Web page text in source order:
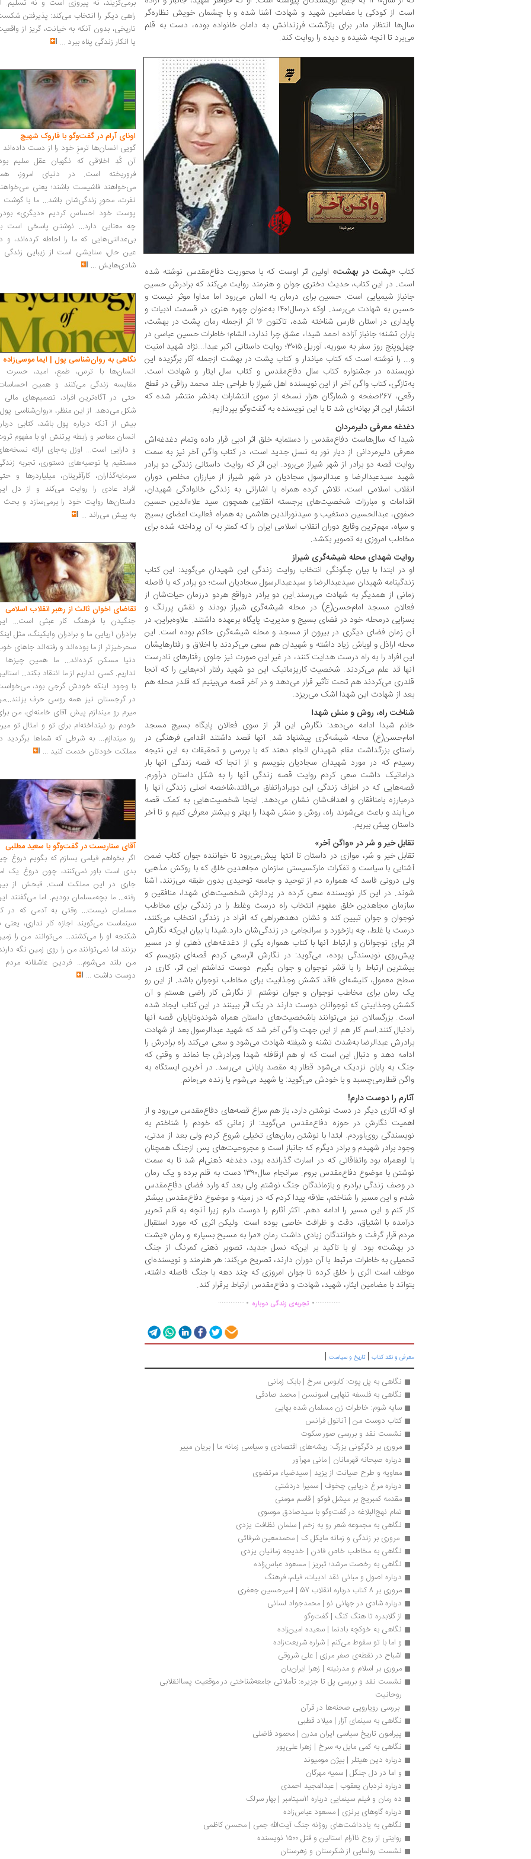
است از کودکی با مضامین شهید و شهادت آشنا شده و با چشمان خویش نظاره‌گر
سال‌ها انتظار مادر برای بازگشت فرزندانش به دامان خانواده بوده، دست به قلم
می‌برد تا آنچه شنیده و دیده را روایت کند.
کتاب «پشت در بهشت» اولین اثر اوست که با محوریت دفاع‌مقدس نوشته شده
است. در این کتاب، حدیث دختری جوان و هنرمند روایت می‌کند که برادرش حسین
جانباز شیمیایی است. حسین برای درمان به آلمان می‌رود اما مداوا موثر نیست و
حسین به شهادت می‌رسد. اوکه درسال۱۴۰۱ به‌عنوان چهره هنری در قسمت ادبیات و
پایداری در استان فارس شناخته شده، تاکنون ۱۶ اثر ازجمله رمان پشت در بهشت،
باران‌ تشنه؛ جانباز آزاده احمد شیدا، عشق چرا ندارد، الشام؛ خاطرات حسین عباسی در
چهل‌وپنج روز سفر به سوریه، آوریل ۳۰۱۵؛ روایت داستانی اکبر عبدا...‌نژاد شهید امنیت
و... را نوشته است که کتاب میاندار و کتاب پشت در بهشت ازجمله آثار برگزیده این
نویسنده در جشنواره کتاب سال دفاع‌مقدس و کتاب سال ایثار و شهادت است.
به‌تازگی، کتاب واگن آخر از این نویسنده اهل شیراز با طراحی جلد محمد رزاقی در قطع
رقعی، ۲۶۷صفحه و شمارگان هزار نسخه از سوی انتشارات به‌نشر منتشر شده که
انتشار این اثر بهانه‌ای شد تا با این نویسنده به گفت‌وگو بپردازیم.
دغدغه‌ معرفی دلیرمردان
شیدا که سال‌هاست دفاع‌مقدس را دستمایه خلق اثر ادبی قرار داده وتمام دغدغه‌اش
معرفی دلیرمردانی از دیار نور به نسل جدید است، در کتاب واگن آخر نیز به سمت
روایت قصه دو برادر از شهر شیراز می‌رود. این اثر که روایت داستانی زندگی دو برادر
شهید سید‌عبدالرضا و عبدالرسول سجادیان در شهر شیراز از مبارزان مخلص دوران
انقلاب اسلامی است، تلاش کرده همراه با اشاراتی به زندگی خانوادگی شهیدان،
اقدامات و مبارزات شخصیت‌های برجسته انقلابی همچون سید علاءالدین حسین
صفوی، عبدالحسین دستغیب و سیدنورالدین هاشمی به همراه فعالیت اعضای بسیج
و سپاه، مهم‌ترین وقایع دوران انقلاب اسلامی ایران را که کمتر به آن پرداخته شده برای
مخاطب امروزی به تصویر بکشد.
روایت شهدای محله شیشه‌گری شیراز
او در ابتدا با بیان چگونگی انتخاب روایت زندگی این شهیدان می‌گوید: این کتاب
زندگینامه شهیدان سیدعبدالرضا و سیدعبدالرسول سجادیان است؛ دو برادر که با فاصله
زمانی از همدیگر به شهادت می‌رسند.این دو برادر درواقع هردو درزمان حیات‌شان از
فعالان مسجد امام‌حسن(ع) در محله شیشه‌گری شیراز بودند و نقش پررنگ و
بسزایی درمحله خود در فضای بسیج و مدیریت پایگاه برعهده داشتند. علاوه‌براین، در
آن زمان فضای دیگری در بیرون از مسجد و محله شیشه‌گری حاکم بوده است. این
محله اراذل و اوباش زیاد داشته و شهیدان هم سعی می‌کردند با اخلاق و رفتارهایشان
این افراد را به راه درست هدایت کنند، در غیر این صورت نیز جلوی رفتارهای نادرست
آنها قد علم می‌کردند. شخصیت کاریزماتیک این دو شهید رفتار آدم‌هایی را که آنجا
قلدری می‌کردند هم تحت تأثیر قرار می‌دهد و در آخر قصه می‌بینیم که قلدر محله هم
بعد از شهادت این شهدا اشک می‌ریزد.
شناخت راه، روش و منش شهدا
خانم شیدا ادامه می‌دهد: نگارش این اثر از سوی فعالان پایگاه بسیج مسجد
امام‌حسن‌(ع) محله شیشه‌گری پیشنهاد شد. آنها قصد داشتند اقدامی فرهنگی در
راستای بزرگداشت مقام شهیدان انجام دهند که با بررسی و تحقیقات به این نتیجه
رسیدم که در مورد شهیدان سجادیان بنویسم و از آنجا که قصه زندگی آنها بار
دراماتیک داشت سعی کردم روایت قصه زندگی آنها را به شکل داستان درآورم.
قصه‌هایی که در اطراف زندگی این دوبرادراتفاق می‌افتد،شاخصه اصلی زندگی آنها را
درمبارزه بامنافقان و اهداف‌شان نشان می‌دهد. اینجا شخصیت‌هایی به کمک قصه
می‌آیند و باعث می‌شوند راه، روش و منش شهدا را بهتر و بیشتر معرفی کنیم و تا آخر
داستان پیش ببریم.
تقابل خیر و شر در «واگن آخر»
تقابل خیر و شر، موازی در داستان تا انتها پیش‌می‌رود تا خواننده جوان کتاب ضمن
آشنایی با سیاست و تفکرات مارکسیستی سازمان مجاهدین خلق که با روکش مذهبی
ولی درونی فاسد که همواره دم از توحید و جامعه توحیدی بدون طبقه می‌زنند، آشنا
شوند. در این کار نویسنده سعی کرده در پردازش شخصیت‌های شهدا، منافقین و
سازمان مجاهدین خلق مفهوم انتخاب راه درست وغلط را در زندگی برای مخاطب
نوجوان و جوان تبیین کند و نشان دهدهرراهی که افراد در زندگی انتخاب می‌کنند،
درست یا غلط، چه بازخورد و سرانجامی در زندگی‌شان دارد.شیدا با بیان این‌که نگارش
اثر برای نوجوانان و ارتباط آنها با کتاب همواره یکی از دغدغه‌های ذهنی او در مسیر
پیش‌روی نویسندگی بوده، می‌گوید: در نگارش اثرسعی کردم قصه‌ای بنویسم که
بیشترین ارتباط را با قشر نوجوان و جوان بگیرم. دوست نداشتم این اثر، کاری در
سطح معمول، کلیشه‌ای فاقد کشش وجذابیت برای مخاطب نوجوان باشد. از این رو
یک رمان برای مخاطب نوجوان و جوان نوشتم. از نگارش کار راضی هستم و آن
کشش وجذابیتی که نوجوانان دوست دارند در یک اثر ببینند در این کتاب ایجاد شده
است. بزرگسالان نیز می‌توانند باشخصیت‌های داستان همراه شوندوتاپایان قصه آنها
رادنبال کنند.اسم کار هم از این جهت واگن آخر شد که شهید عبدالرسول بعد از شهادت
برادرش عبدالرضا به‌شدت تشنه و شیفته شهادت می‌شود و سعی می‌کند راه برادرش را
ادامه ‌دهد و دنبال این است که او هم ازقافله شهدا وبرادرش جا نماند و وقتی که
جنگ به پایان نزدیک می‌شود قطار به مقصد پایانی می‌رسد. در آخرین ایستگاه به
واگن قطارمی‌چسبد و با خودش می‌گوید: یا شهید می‌شوم یا زنده می‌مانم.
آثارم را دوست دارم!
او که آثاری دیگر در دست نوشتن دارد، باز هم سراغ قصه‌های دفاع‌مقدس می‌رود و از
اهمیت نگارش در حوزه دفاع‌مقدس می‌گوید: از زمانی که خودم را شناختم به
نویسندگی روی‌آوردم. ابتدا با نوشتن رمان‌های تخیلی شروع کردم ولی بعد از مدتی،
وجود برادر شهیدم و برادر دیگرم که جانباز است و مجروحیت‌های پس ازجنگ همچنان
با اوهمراه بود واتفاقاتی که در اسارت گذرانده بود، دغدغه ذهنی‌ام شد تا به سمت
نوشتن با موضوع دفاع‌مقدس بروم. سرانجام سال۱۳۹۰ دست به قلم برده و یک رمان
در وصف زندگی برادرم و بازماندگان جنگ نوشتم ولی بعد که وارد فضای دفاع‌مقدس
شدم و این مسیر را شناختم، علاقه پیدا کردم که در زمینه و موضوع دفاع‌مقدس بیشتر
کار کنم و این مسیر را ادامه دهم. اکثر آثارم را دوست دارم زیرا آنچه به قلم تحریر
درآمده با اشتیاق، دقت و ظرافت خاصی بوده است. ولیکن اثری که مورد استقبال
مردم قرار گرفت و خوانندگان زیادی داشت رمان «مرا به مسیح بسپار» و رمان «پشت
در بهشت» بود. او با تاکید بر این‌که نسل جدید، تصویر ذهنی کمرنگ از جنگ
تحمیلی به خاطرات مرتبط با آن دوران دارند، تصریح می‌کند: هر هنرمند و نویسنده‌ای
موظف است اثری را خلق کرده تا جوان امروزی که چند دهه با جنگ فاصله داشته،
بتواند با مضامین ایثار، شهید، شهادت و دفاع‌مقدس ارتباط برقرار کند.
................ تجربه‌ی زندگی دوباره...............
معرفی و نقد کتاب | تاریخ و سیاست |
نگاهی به پل پوت: کابوس سرخ | بابک زمانی
نگاهی به فلسفه تنهایی اسونسن | محمد صادقی
سایه شوم: خاطرات زن مسلمان شده بهایی
کتاب دوست من | آناتول فرانس
نشست نقد و بررسی صور سکوت
مروری بر دگرگونی بزرگ: ریشه‌های اقتصادی و سیاسی زمانه ما | بریان مییر
درباره صبحانه قهرمانان | مانی مهرآور
معاویه و طرح صیانت از یزید | سیدضیاء مرتضوی
درباره مرغ دریایی چخوف | سمیرا دردشتی
مقدمه کمبریج بر میشل فوکو | قاسم مومنی
تمام نهج‌البلاغه در گفت‌وگو با سیدصادق موسوی
نگاهی به مجموعه شعر رو به زخم | سلمان نظافت یزدی
مروری بر زندگی و زمانه مایکل ک | محمدمعین شرفائی
نگاهی به مخاطب خاص فادن | خدیجه زمانیان یزدی
نگاهی به رخصت مرشد؛ تبریز | مسعود عباس‌زاده
درباره اصول و مبانی نقد ادبیات، فیلم، فرهنگ
مروری بر 8 کتاب درباره انقلاب 57 | امیرحسین جعفری
درباره شادی در جهانی نو | محمدجواد لسانی
از گلابدره تا هنگ کنگ | گفت‌وگو
نگاهی به خوکچه‌ بادنما | سعیده امین‌زاده
و اما با تو سقوط می‌کنم | شراره شریعت‌زاده
اشباح در نقطه‌ی صفر مرزی | علی شروقی
مروری بر اسلام و مدرنیته | زهرا ایران‌بان
روحانیت
بررسی رویارویی صحنه‌ها در قرآن
نگاهی به سینمای آزار | میلاد قطبی
پیرامون تاریخ سیاسی ایران مدرن | محمود فاضلی
نگاهی به کمی مایل به سرخ | زهرا علی‌پور
درباره دین هیتلر | بیژن مومیوند
و اما در دل جنگل | سمیه مهرگان
درباره نردبان یعقوب | عبدالمجید احمدی
ده رمان و فیلم سینمایی درباره 11سپتامبر | بهار سرلک
درباره گاوهای برنزی | مسعود عباس‌زاده
نگاهی به یادداشت‌های روزانه جنگ آیت‌الله جمی | محسن کاظمی
روایتی از روح ناآرام استالین و قتل ۱۵۰۰ نویسنده
نشست رونمایی از شکرستان و زهرستان
برمی‌گزیند، نه پیروزی است و نه تسلیم.
راهی دیگر را انتخاب می‌کند: پذیرفتن
تاریخی، بدون آنکه به خیانت، گریز از
یا انکار زندگی پناه ببرد ...
اونای آرام در گفت‌وگو با فاروک شهیچ‭
گویی انسان‌ها ترمزِ خود را از دست داده‌اند
آن کُدِ اخلاقی که نگهبان عقل سلیم
فروریخته است. در دنیای امروز،
می‌خواهند فاشیست باشند؛ یعنی
نفرت، محورِ زندگی‌شان باشد... ما با گوشت
پوست خود احساس کردیم «دیگری»
چه معنایی دارد... نوشتن پاسخی است
بی‌عدالتی‌هایی که ما را احاطه کرده‌اند، و
عین حال، ستایشی است از زیبایی زندگی
شادی‌هایش ...
نگاهی به روان‌شناسی پول | ایما موسی‌زاده
انسان‌ها با ترس، طمع، امید، حسرت
مقایسه زندگی می‌کنند و همین
حتی در آگاه‌ترین افراد، تصمیم‌های مالی
شکل می‌دهد. از این منظر، «روان‌شناسی
بیش از آنکه درباره پول باشد، کتابی
انسان معاصر و رابطه پرتنش او با مفهوم
و دارایی است... اوزل به‌جای ارائه
مستقیم یا توصیه‌های دستوری، تجربه
سرمایه‌گذاران، کارآفرینان، میلیاردرها و
افراد عادی را روایت می‌کند و از دل
داستان‌ها روایت خود را برمی‌سازد و بحث
به پیش می‌راند ...
تقاضای اخوان ثالث از رهبر انقلاب اسلامی
جنگیدن با فرهنگ کار عبثی است...
برادران آریایی ما و برادران وایکینگ، مثل
سحرخیزتر از ما بوده‌اند و رفته‌اند جاهای
دنیا مسکن کرده‌اند... ما همین چیزها
نداریم. کسی نداریم از ما انتقاد بکند...
با وجود اینکه خودش گرجی بود،
در گرجستان نیز همه روسی حرف
میرم رو میندازم پیش آقای خامنه‌ای، من
خودم رو نینداخته‌ام برای تو و امثال تو
رو میندازم... به شرطی که شماها برگردید
مملکت خودتان خدمت کنید ...
آقای سناریست در گفت‌وگو با سعید مطلبی
اگر بخواهم فیلمی بسازم که بگویم دروغ
بدی است باور نمی‌کنند، چون دروغ یک
جاری در این مملکت است. قبحش از
رفته... ما بچه‌مسلمان بودیم. اما می‌گفتند
مسلمان نیست... وقتی به آدمی که در
سینماست می‌گویند اجازه کار نداری، یعنی
شکنجه او را می‌کشند... می‌توانند من را
بزنند اما نمی‌توانند من را روی زمین نگه
من بلند می‌شوم... فردین عاشقانه مردم
دوست داشت ...